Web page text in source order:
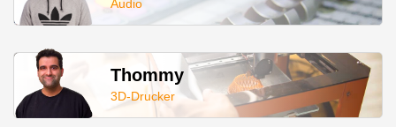
Audio
Thommy
3D-Drucker